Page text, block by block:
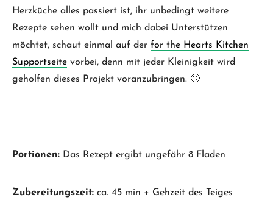
Herzküche alles passiert ist, ihr unbedingt weitere
Rezepte sehen wollt und mich dabei Unterstützen
möchtet, schaut einmal auf der for the Hearts Kitchen
Supportseite vorbei, denn mit jeder Kleinigkeit wird
geholfen dieses Projekt voranzubringen. 🙂
Portionen: Das Rezept ergibt ungefähr 8 Fladen
Zubereitungszeit: ca. 45 min + Gehzeit des Teiges